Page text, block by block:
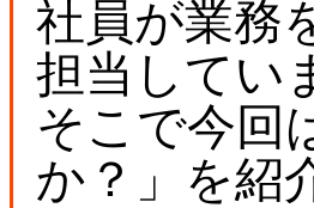
社員が業務
担当してい
そこで今回
か？」を紹